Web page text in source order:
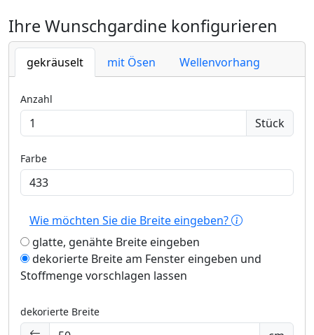
Ihre Wunschgardine konfigurieren
gekräuselt mit Ösen Wellenvorhang
Anzahl
Stück
Farbe
Wie möchten Sie die Breite eingeben?
glatte, genähte Breite eingeben
dekorierte Breite am Fenster eingeben und
Stoffmenge vorschlagen lassen
dekorierte Breite